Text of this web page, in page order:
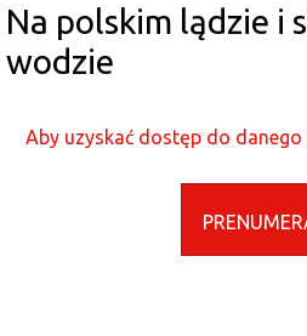
Na polskim lądzie i
wodzie
Aby uzyskać dostęp do danego